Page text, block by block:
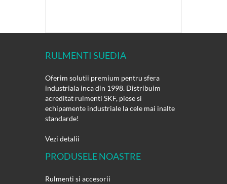
RULMENTI SUEDIA
Oferim solutii premium pentru sfera
industriala inca din 1998. Distribuim
acreditat rulmenti SKF, piese si
echipamente industriale la cele mai inalte
standarde!
Vezi detalii
PRODUSELE NOASTRE
Rulmenti si accesorii